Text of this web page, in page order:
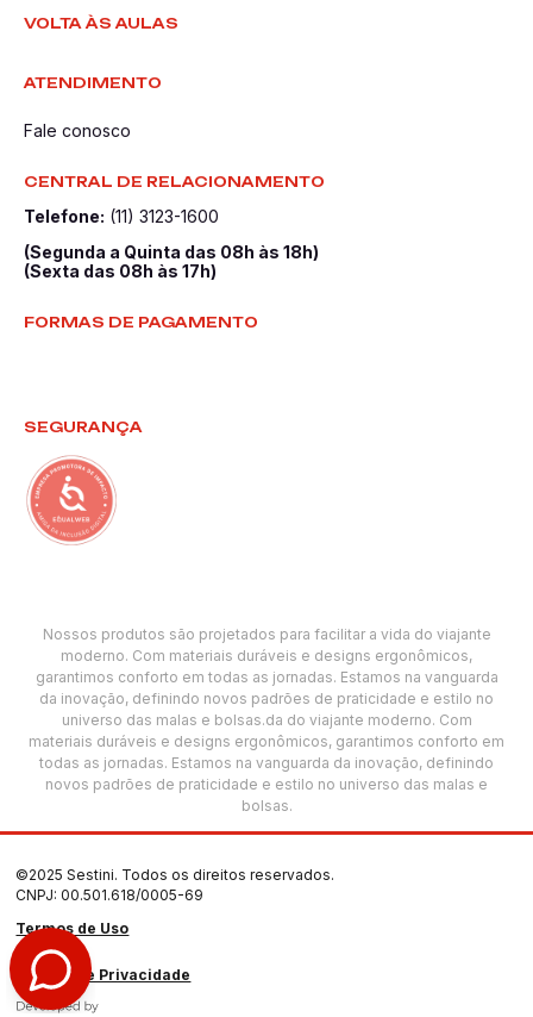
VOLTA ÀS AULAS
ATENDIMENTO
Fale conosco
CENTRAL DE RELACIONAMENTO
Telefone: (11) 3123-1600
(Segunda a Quinta das 08h às 18h)
(Sexta das 08h às 17h)
FORMAS DE PAGAMENTO
SEGURANÇA
Nossos produtos são projetados para facilitar a vida do viajante
moderno. Com materiais duráveis e designs ergonômicos,
garantimos conforto em todas as jornadas. Estamos na vanguarda
da inovação, definindo novos padrões de praticidade e estilo no
universo das malas e bolsas.da do viajante moderno. Com
materiais duráveis e designs ergonômicos, garantimos conforto em
todas as jornadas. Estamos na vanguarda da inovação, definindo
novos padrões de praticidade e estilo no universo das malas e
bolsas.
©2025 Sestini. Todos os direitos reservados.
CNPJ: 00.501.618/0005-69
Termos de Uso
Política de Privacidade